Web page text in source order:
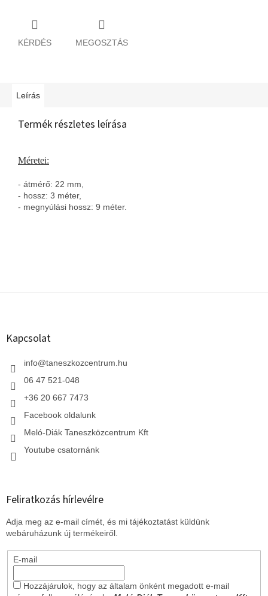
KÉRDÉS MEGOSZTÁS
Leírás
Termék részletes leírása
Méretei:
- átmérő: 22 mm,
- hossz: 3 méter,
- megnyúlási hossz: 9 méter.
L
Kapcsolat
info@taneszkozcentrum.hu
06 47 521-048
+36 20 667 7473
Facebook oldalunk
Meló-Diák Taneszközcentrum Kft
Youtube csatornánk
Feliratkozás hírlevélre
Adja meg az e-mail címét, és mi tájékoztatást küldünk
webáruházunk új termékeiről.
E-mail
Hozzájárulok, hogy az általam önként megadott e-mail